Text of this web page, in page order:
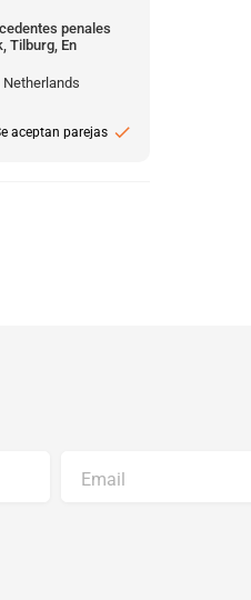
penales
Tilburg, En
aceptan parejas check
Email